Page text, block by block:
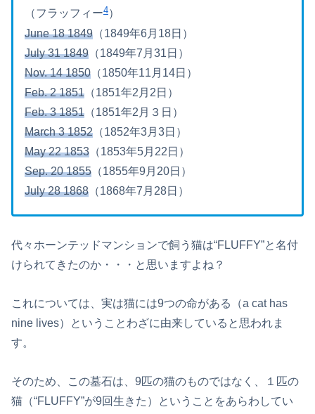
（フラッフィー4）
June 18 1849 （1849年6月18日）
July 31 1849 （1849年7月31日）
Nov. 14 1850 （1850年11月14日）
Feb. 2 1851 （1851年2月2日）
Feb. 3 1851 （1851年2月３日）
March 3 1852 （1852年3月3日）
May 22 1853 （1853年5月22日）
Sep. 20 1855 （1855年9月20日）
July 28 1868 （1868年7月28日）
代々ホーンテッドマンションで飼う猫は“FLUFFY”と名付
けられてきたのか・・・と思いますよね？
これについては、実は猫には9つの命がある（a cat has
nine lives）ということわざに由来していると思われま
す。
そのため、この墓石は、9匹の猫のものではなく、１匹の
猫（“FLUFFY”が9回生きた）ということをあらわしてい